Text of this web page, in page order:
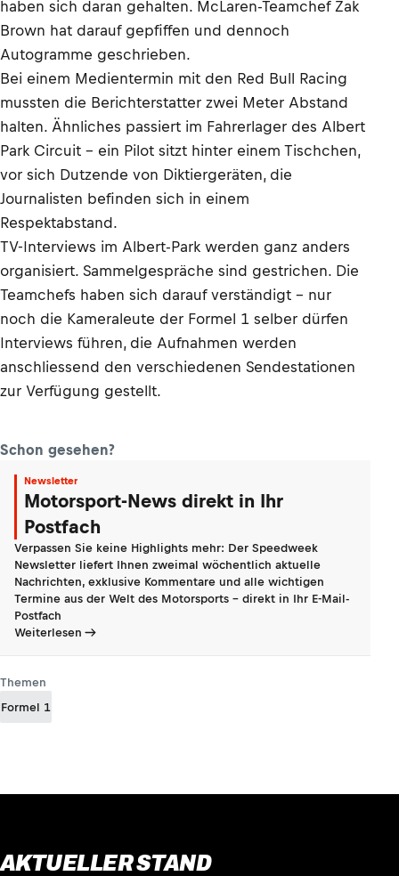
haben sich daran gehalten. McLaren-Teamchef Zak
Brown hat darauf gepfiffen und dennoch
Autogramme geschrieben.
Bei einem Medientermin mit den Red Bull Racing
mussten die Berichterstatter zwei Meter Abstand
halten. Ähnliches passiert im Fahrerlager des Albert
Park Circuit – ein Pilot sitzt hinter einem Tischchen,
vor sich Dutzende von Diktiergeräten, die
Journalisten befinden sich in einem
Respektabstand.
TV-Interviews im Albert-Park werden ganz anders
organisiert. Sammelgespräche sind gestrichen. Die
Teamchefs haben sich darauf verständigt – nur
noch die Kameraleute der Formel 1 selber dürfen
Interviews führen, die Aufnahmen werden
anschliessend den verschiedenen Sendestationen
zur Verfügung gestellt.
Schon gesehen?
Newsletter
Motorsport-News direkt in Ihr
Postfach
Verpassen Sie keine Highlights mehr: Der Speedweek
Newsletter liefert Ihnen zweimal wöchentlich aktuelle
Nachrichten, exklusive Kommentare und alle wichtigen
Termine aus der Welt des Motorsports - direkt in Ihr E-Mail-
Postfach
Weiterlesen
Themen
Formel 1
AKTUELLER STAND